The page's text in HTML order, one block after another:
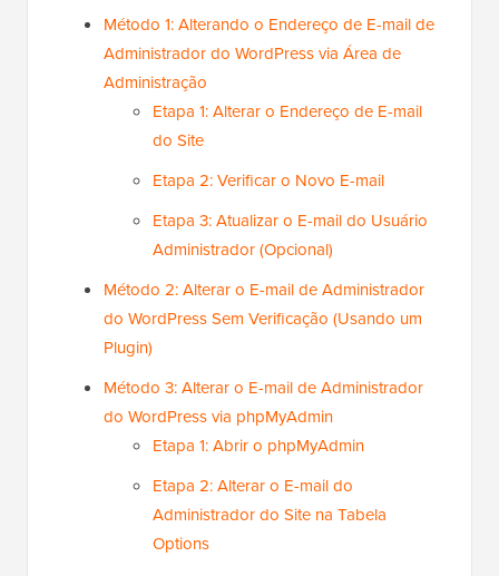
Método 1: Alterando o Endereço de E-mail de
Administrador do WordPress via Área de
Administração
Etapa 1: Alterar o Endereço de E-mail
do Site
Etapa 2: Verificar o Novo E-mail
Etapa 3: Atualizar o E-mail do Usuário
Administrador (Opcional)
Método 2: Alterar o E-mail de Administrador
do WordPress Sem Verificação (Usando um
Plugin)
Método 3: Alterar o E-mail de Administrador
do WordPress via phpMyAdmin
Etapa 1: Abrir o phpMyAdmin
Etapa 2: Alterar o E-mail do
Administrador do Site na Tabela
Options